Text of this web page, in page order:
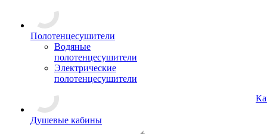
Полотенцесушители
Водяные
полотенцесушители
Электрические
полотенцесушители
Душевые кабины